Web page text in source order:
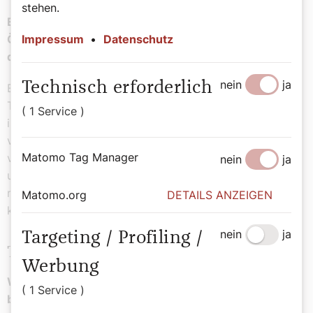
Es gibt viele Weihnachtslieder aus dem Westen
Österreichs, aber wenige aus dem Osten. Warum ist
das so?
Es liegt sich zum Teil auch schlicht und einfach an der
Tatsache, dass hierzulande relativ viel Material erhalten
ist, was anderswo verloren gegangen ist. Wien ist
vielleicht insofern auszunehmen, weil Wien sehr stark
von der Amtskirche domestiziert, worden sein dürfte
und eine volksmusikalische Überlieferung da sicher
nicht so leicht in die religiöse Ausübung eindringen
konnte.
Tradition der Krippenspiele
Warum sind Weihnachtslieder wie „Stille Nacht“
bekannt geworden und andere nicht?
stehen.
Impressum • Datenschutz
Technisch erforderlich
( 1 Service )
nein ja
Matomo Tag Manager nein ja
Matomo.org DETAILS ANZEIGEN
Targeting / Profiling /
Werbung
( 1 Service )
nein ja